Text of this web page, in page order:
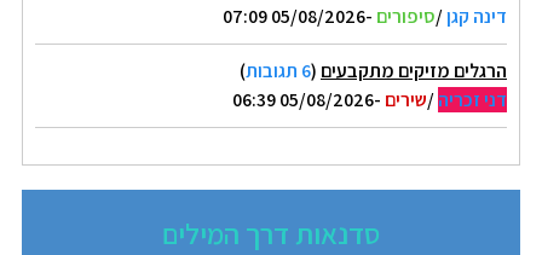
דינה קגן/סיפורים -05/08/2026 07:09
הרגלים מזיקים מתקבעים (6 תגובות
)
דני זכריה/שירים -05/08/2026 06:39
סדנאות דרך המילים